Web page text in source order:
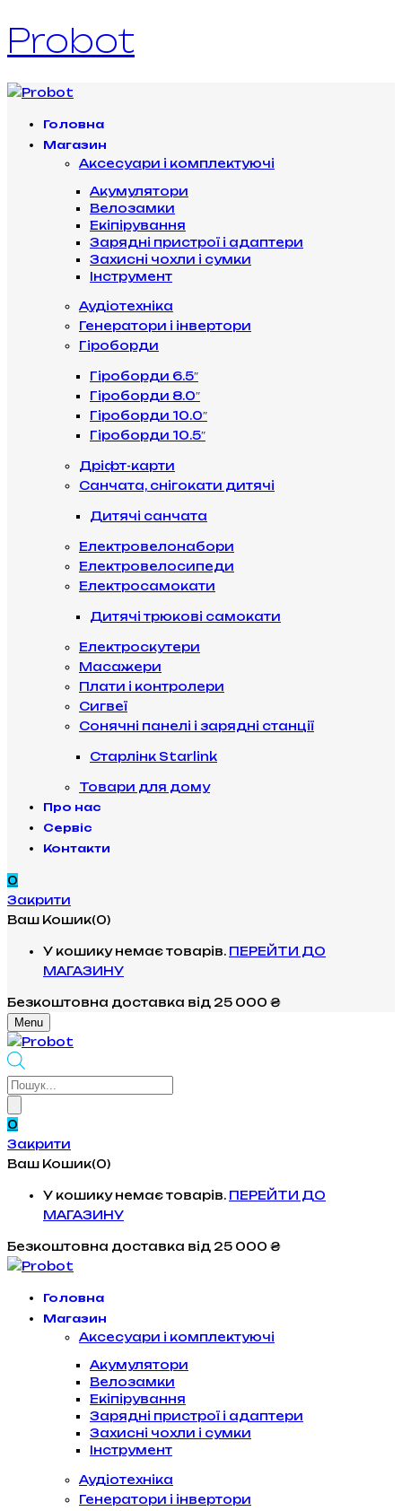
Probot
Головна
Магазин
Аксесуари і комплектуючі
Акумулятори
Велозамки
Екіпірування
Зарядні пристрої і адаптери
Захисні чохли і сумки
Інструмент
Аудіотехніка
Генератори і інвертори
Гіроборди
Гіроборди 6.5″
Гіроборди 8.0″
Гіроборди 10.0″
Гіроборди 10.5″
Дріфт-карти
Санчата, снігокати дитячі
Дитячі санчата
Електровелонабори
Електровелосипеди
Електросамокати
Дитячі трюкові самокати
Електроскутери
Масажери
Плати і контролери
Сигвеї
Сонячні панелі і зарядні станції
Старлінк Starlink
Товари для дому
Про нас
Сервіс
Контакти
0
Закрити
Ваш Кошик(0)
У кошику немає товарів. ПЕРЕЙТИ ДО
МАГАЗИНУ
Безкоштовна доставка від 25 000 ₴
Menu
Products
0
Закрити
Ваш Кошик(0)
У кошику немає товарів. ПЕРЕЙТИ ДО
МАГАЗИНУ
Безкоштовна доставка від 25 000 ₴
Головна
Магазин
Аксесуари і комплектуючі
Акумулятори
Велозамки
Екіпірування
Зарядні пристрої і адаптери
Захисні чохли і сумки
Інструмент
Аудіотехніка
Генератори і інвертори